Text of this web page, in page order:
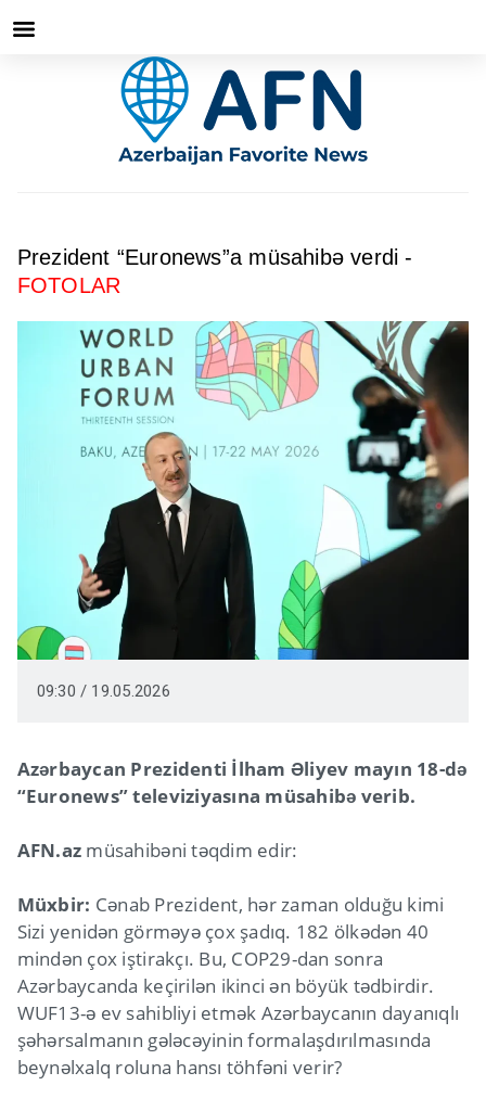
Prezident “Euronews”a müsahibə verdi -
FOTOLAR
09:30 / 19.05.2026
Azərbaycan Prezidenti İlham Əliyev mayın 18-də
“Euronews” televiziyasına müsahibə verib.
AFN.az müsahibəni təqdim edir:
Müxbir: Cənab Prezident, hər zaman olduğu kimi
Sizi yenidən görməyə çox şadıq. 182 ölkədən 40
mindən çox iştirakçı. Bu, COP29-dan sonra
Azərbaycanda keçirilən ikinci ən böyük tədbirdir.
WUF13-ə ev sahibliyi etmək Azərbaycanın dayanıqlı
şəhərsalmanın gələcəyinin formalaşdırılmasında
beynəlxalq roluna hansı töhfəni verir?